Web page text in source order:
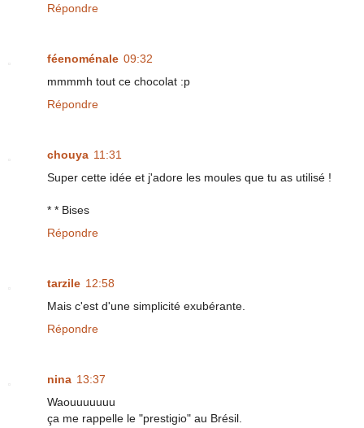
Répondre
féenoménale 09:32
mmmmh tout ce chocolat :p
Répondre
chouya 11:31
Super cette idée et j'adore les moules que tu as utilisé !
* * Bises
Répondre
tarzile 12:58
Mais c'est d'une simplicité exubérante.
Répondre
nina 13:37
Waouuuuuuu
ça me rappelle le "prestigio" au Brésil.